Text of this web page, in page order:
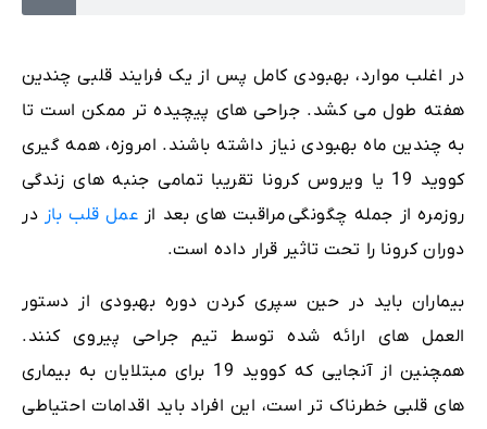
در اغلب موارد، بهبودی کامل پس از یک فرایند قلبی چندین
هفته طول می کشد. جراحی های پیچیده تر ممکن است تا
به چندین ماه بهبودی نیاز داشته باشند. امروزه، همه گیری
کووید 19 یا ویروس کرونا تقریبا تمامی جنبه های زندگی
روزمره از جمله چگونگی مراقبت های بعد از عمل قلب باز در
دوران کرونا را تحت تاثیر قرار داده است.
بیماران باید در حین سپری کردن دوره بهبودی از دستور
العمل های ارائه شده توسط تیم جراحی پیروی کنند.
همچنین از آنجایی که کووید 19 برای مبتلایان به بیماری
های قلبی خطرناک تر است، این افراد باید اقدامات احتیاطی